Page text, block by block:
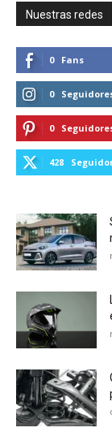
Nuestras redes
0 Fans
0
0
428